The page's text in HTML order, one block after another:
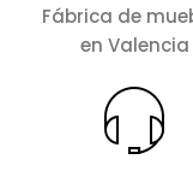
Fábrica de
en Valencia